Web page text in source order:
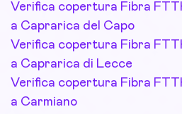
Verifica copertura Fibra
a Caprarica del Capo
Verifica copertura Fibra
a Caprarica di Lecce
Verifica copertura Fibra
a Carmiano